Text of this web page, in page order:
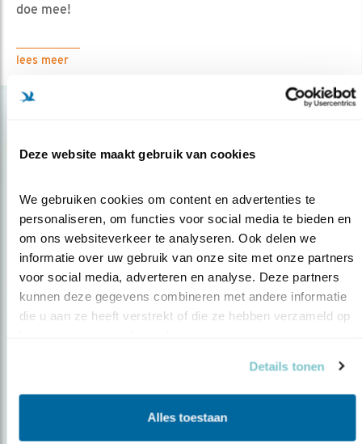
Deze website maakt gebruik van cookies
We gebruiken cookies om content en advertenties te
personaliseren, om functies voor social media te bieden en
om ons websiteverkeer te analyseren. Ook delen we
informatie over uw gebruik van onze site met onze partners
voor social media, adverteren en analyse. Deze partners
kunnen deze gegevens combineren met andere informatie
die u aan ze heeft verstrekt of die ze hebben verzameld op
Details tonen
Alles toestaan
doe mee!
lees meer
Op de hoogte blijven?
over vogels en activiteiten van Vogelbescherming.
AANMELDEN VOGELNIEUWS